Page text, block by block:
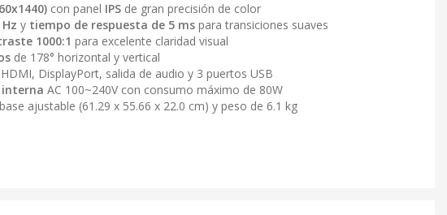
con panel IPS de gran precisión de color
y tiempo de respuesta de 5 ms para transiciones suaves
1000:1 para excelente claridad visual
de 178° horizontal y vertical
HDMI, DisplayPort, salida de audio y 3 puertos USB
AC 100~240V con consumo máximo de 80W
ajustable (61.29 x 55.66 x 22.0 cm) y peso de 6.1 kg